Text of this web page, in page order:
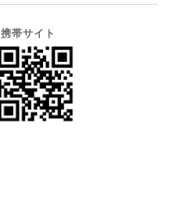
携帯サイト